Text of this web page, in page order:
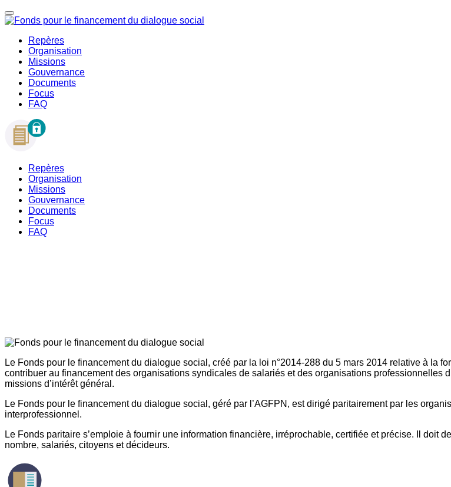
Repères
Organisation
Missions
Gouvernance
Documents
Focus
FAQ
Repères
Organisation
Missions
Gouvernance
Documents
Focus
FAQ
Le Fonds pour le financement du dialogue social, créé par la loi n°2014-288 du 5 mars 2014 relative à la
contribuer au financement des organisations syndicales de salariés et des organisations professionnelles
missions d’intérêt général.
Le Fonds pour le financement du dialogue social, géré par l’AGFPN, est dirigé paritairement par les
interprofessionnel.
Le Fonds paritaire s’emploie à fournir une information financière, irréprochable, certifiée et précise. Il doit
nombre, salariés, citoyens et décideurs.